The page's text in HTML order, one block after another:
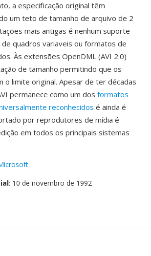
a especificação original têm
um teto de tamanho de arquivo de 2
mais antigas é nenhum suporte
quadros variaveis ou formatos de
Às extensões OpenDML (AVI 2.0)
de tamanho permitindo que os
o limite original. Apesar de ter décadas
permanece como um dos formatos
reconhecidos é ainda é
por reprodutores de mídia é
em todos os principais sistemas
: 10 de novembro de 1992